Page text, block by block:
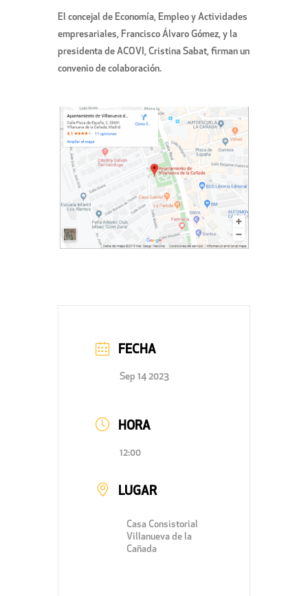
El concejal de Economía, Empleo y Actividades
empresariales, Francisco Álvaro Gómez, y la
presidenta de ACOVI, Cristina Sabat, firman un
convenio de colaboración.
FECHA
Sep 14 2023
HORA
12:00
LUGAR
Casa Consistorial
Villanueva de la
Cañada